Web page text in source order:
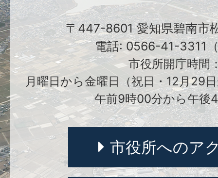
〒447-8601 愛知県碧南市
電話: 0566-41-3311
市役所開庁時間
月曜日から金曜日（祝日・12月29
午前9時00分から午後
市役所へのア